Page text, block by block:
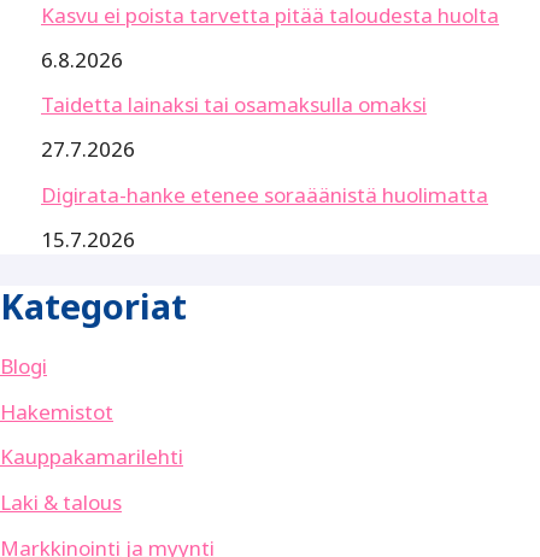
Kasvu ei poista tarvetta pitää taloudesta huolta
6.8.2026
Taidetta lainaksi tai osamaksulla omaksi
27.7.2026
Digirata-hanke etenee soraäänistä huolimatta
15.7.2026
Kategoriat
Blogi
Hakemistot
Kauppakamarilehti
Laki & talous
Markkinointi ja myynti